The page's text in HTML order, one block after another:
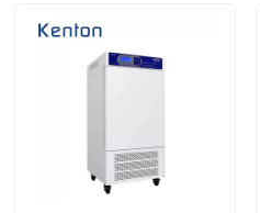
Über uns
Produkte